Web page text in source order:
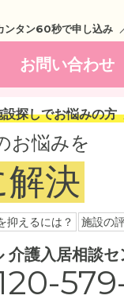
ンタン60秒で申し込み
お問い合わせ
設探しでお悩みの方
お悩みを
決
抑えるには？ 施設の
介護入居相談セ